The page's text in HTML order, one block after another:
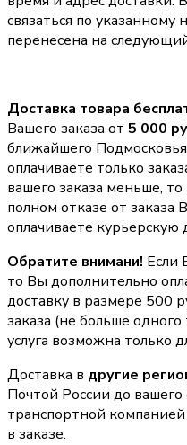
связаться по указанному
перенесена на
Доставка товара
Вашего заказа от 5 000
ближайшего
оплачиваете только
вашего заказа меньше,
полном отказе от заказа
оплачиваете курьерскую
Обратите внимани! Если
то Вы дополнительно
доставку в размере 500
заказа (не больше
услуга возможна
Доставка в другие
Почтой России до
транспортной
в заказе.